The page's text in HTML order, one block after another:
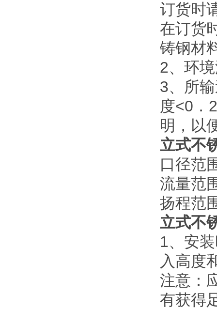
订货时
在订货
铸钢材
2、环
3、所
度<0 ．
明，以
立式不
口径范
流量范
扬程范
立式不
1、安
入高度
注意：
有获得